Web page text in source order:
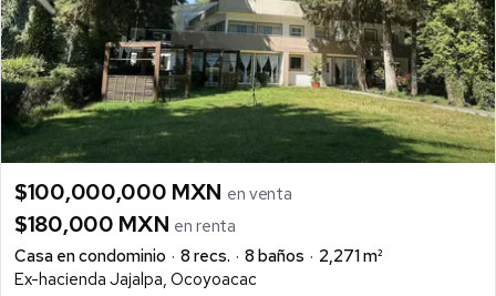
$100,000,000 MXN en venta
$180,000 MXN en renta
Casa en condominio
8 recs. 8 baños
2,271 m²
Ex-hacienda Jajalpa, Ocoyoacac